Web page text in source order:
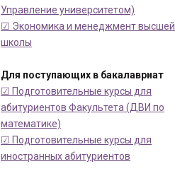
Управление университетом)
☑ Экономика и менеджмент высшей
школы
Для поступающих в бакалавриат
☑ Подготовительные курсы для
абитуриентов Факультета (ДВИ по
математике)
☑ Подготовительные курсы для
иностранных абитуриентов